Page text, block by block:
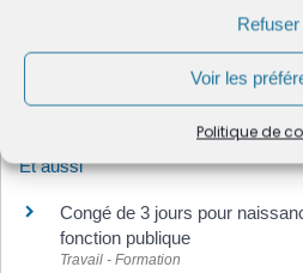
Refuser
Voir les
Politique de
Et aussi
Congé de 3 jours pour
fonction publique
Travail - Formation